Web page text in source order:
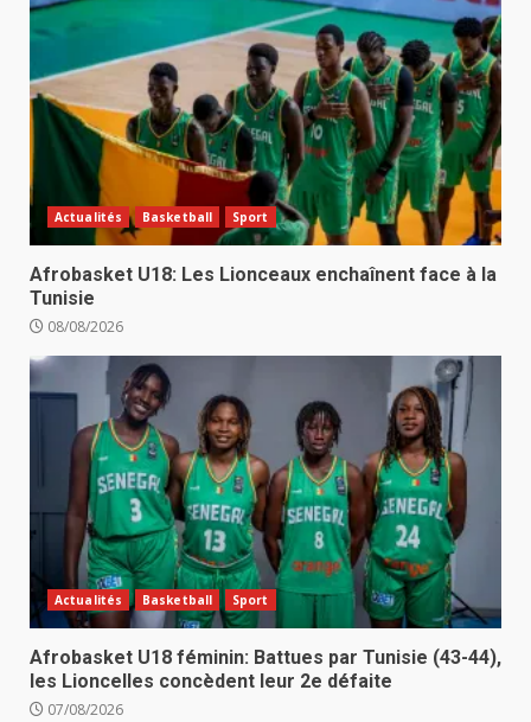
Actualités Basketball Sport
Afrobasket U18: Les Lionceaux enchaînent face à la
Tunisie
08/08/2026
Actualités Basketball Sport
Afrobasket U18 féminin: Battues par Tunisie (43-44),
les Lioncelles concèdent leur 2e défaite
07/08/2026